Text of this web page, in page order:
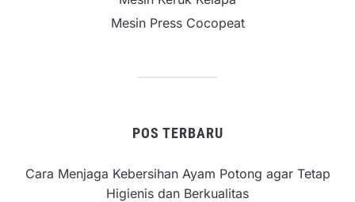
Mesin Press Cocopeat
POS TERBARU
Cara Menjaga Kebersihan Ayam Potong agar Tetap
Higienis dan Berkualitas